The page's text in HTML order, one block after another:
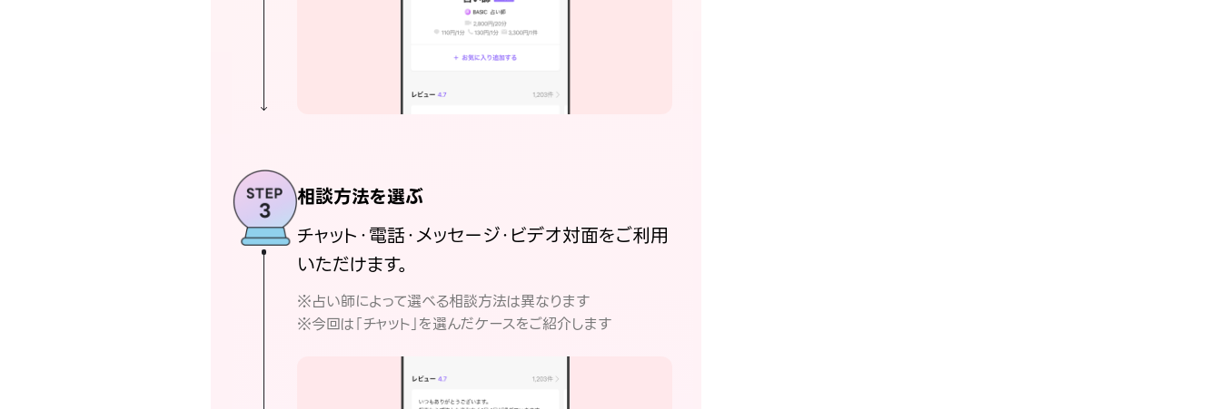
相談方法を選ぶ
チャット・電話・メッセージ・ビデオ対面をご利用
いただけます。
※占い師によって選べる相談方法は異なります
※今回は「チャット」を選んだケースをご紹介します